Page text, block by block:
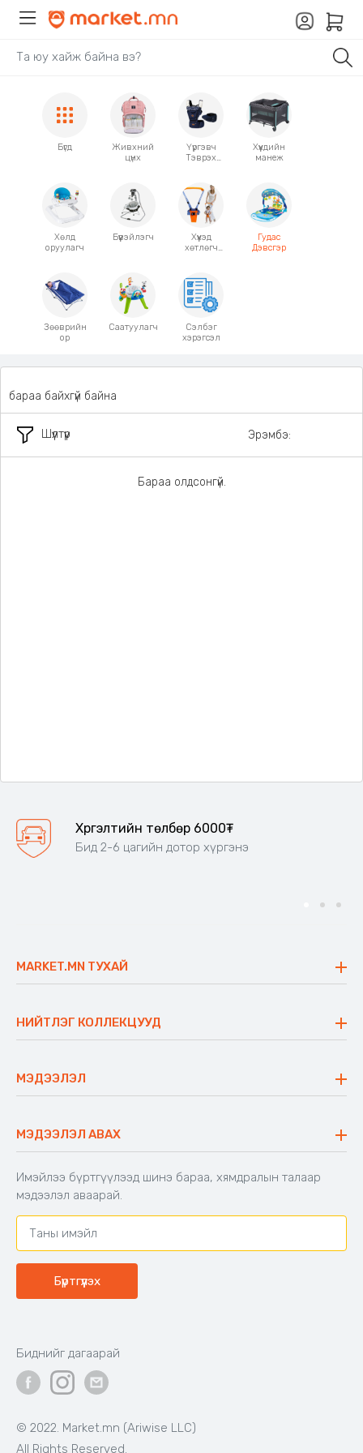
Бүгд
Живхний
цүнх
Үүргэвч
Тэврэх
Хүүхдийн
манеж
Хөлд
оруулагч
Бүүвэйлэгч
Хүүхэд
хөтлөгч
Гудас
Дэвсгэр
Зөөврийн
ор
Саатуулагч
Сэлбэг
хэрэгсэл
Шүүлтүүр
бараа байхгүй байна
Эрэмбэ:
Бараа олдсонгүй.
Хүргэлтийн төлбөр 6000₮
Бид 2-6 цагийн дотор хүргэнэ
MARKET.MN ТУХАЙ
Үнэт зүйлс
Ажлын байр
Блог
НИЙТЛЭГ КОЛЛЕКЦУУД
Сүүдрэвч
Аяны ширээ
Аяны түшлэгтэй сандал
МЭДЭЭЛЭЛ
Буцаалтын журам
Захиалга шалгах
Хамтран ажиллах
Холбоо барих
МЭДЭЭЛЭЛ АВАХ
Имэйлээ бүртгүүлээд шинэ бараа, хямдралын талаар
мэдээлэл аваарай.
Бүртгүүлэх
© 2022. Market.mn (Ariwise LLC)
All Rights Reserved.
Биднийг дагаарай